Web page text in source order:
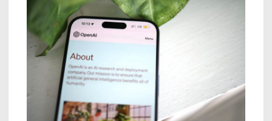
AI trong doanh nghiệp: Phân biệt RPA, workflow và AI agent
Ứng dụng AI trong doanh nghiệp để cắt giảm chi phí vận hành
Ứng dụng AI cho chăm sóc khách hàng giúp web phản hồi